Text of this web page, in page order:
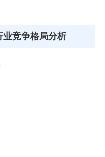
竞争格局分析